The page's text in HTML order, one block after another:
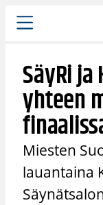
Siirry
sisältöön
SäyRi
yhteen
Miesten
lauantaina